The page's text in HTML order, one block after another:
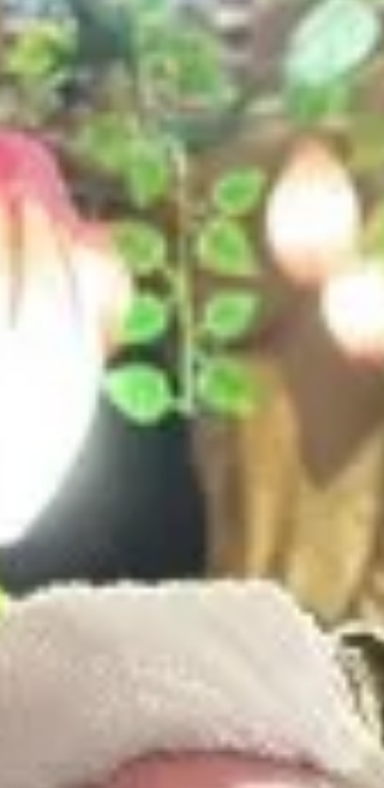
Estrelas by Parksnet , no dia 7 de março de
2026. O evento será uma experiência
sensorial que une música ao vivo,
contemplação e conexão com a natureza
uma noite especialment